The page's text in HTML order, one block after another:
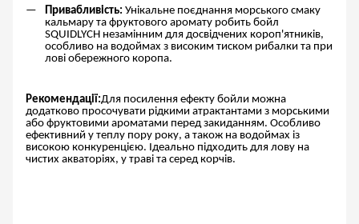
Привабливість: Унікальне поєднання морського смаку
кальмару та фруктового аромату робить бойл
SQUIDLYCH незамінним для досвідчених короп'ятників,
особливо на водоймах з високим тиском рибалки та при
лові обережного коропа.
Рекомендації:Для посилення ефекту бойли можна
додатково просочувати рідкими атрактантами з морськими
або фруктовими ароматами перед закиданням. Особливо
ефективний у теплу пору року, а також на водоймах із
високою конкуренцією. Ідеально підходить для лову на
чистих акваторіях, у траві та серед корчів.